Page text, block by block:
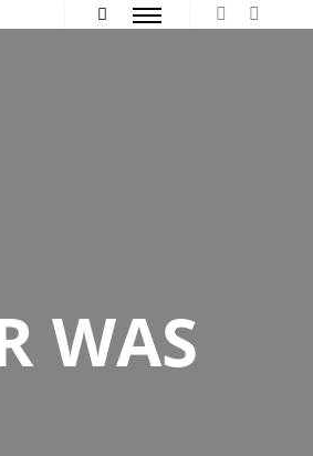
Hauptmenü
WAS